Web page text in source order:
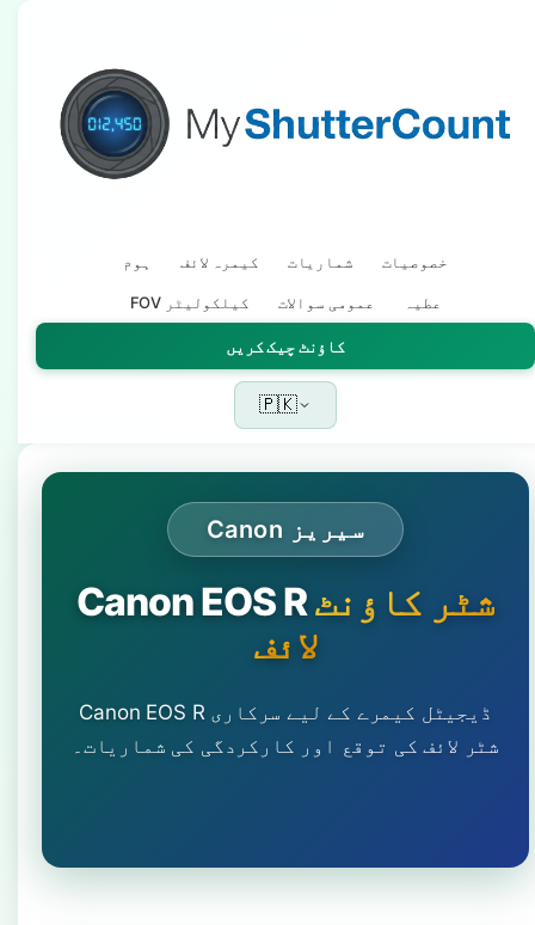
ہوم کیمرہ لائف شماریات خصوصیات
FOV کیلکولیٹر عمومی سوالات عطیہ
کاؤنٹ چیک کریں
🇵🇰
Canon سیریز
Canon EOS Rشٹر کاؤنٹ
لائف
Canon EOS R ڈیجیٹل کیمرے کے لیے سرکاری
شٹر لائف کی توقع اور کارکردگی کی شماریات۔